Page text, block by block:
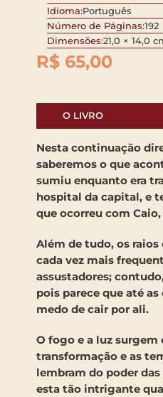
Idioma:Português
Número de Páginas:192
Dimensões:21,0 × 14,0
R$ 65,00
O LIVRO
Nesta continuação
saberemos o que
sumiu enquanto era
hospital da capital, e
que ocorreu com
Além de tudo, os
cada vez mais
assustadores;
pois parece que até
medo de cair por ali.
O fogo e a luz
transformação e as
lembram do poder
esta tão intrigante